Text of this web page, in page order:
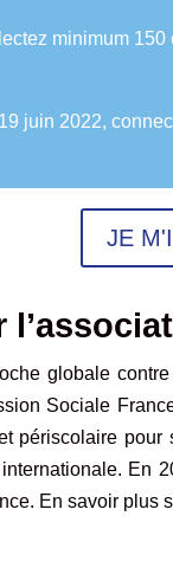
minimum
juin 2022,
JE
globale
Sociale
périscolaire
En
En savoir plus